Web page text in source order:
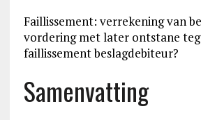
Faillissement: verrekening van
vordering met later ontstane
faillissement beslagdebiteur?
Samenvatting